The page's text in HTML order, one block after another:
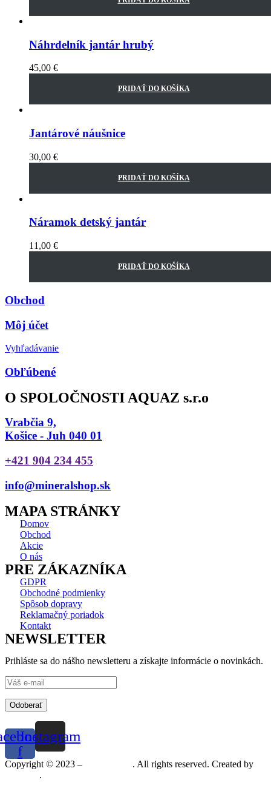
Náhrdelník jantár hrubý
45,00 €
PRIDAŤ DO KOŠÍKA
Jantárové náušnice
30,00 €
PRIDAŤ DO KOŠÍKA
Náramok detský jantár
11,00 €
PRIDAŤ DO KOŠÍKA
Obchod
Môj účet
Vyhľadávanie
Obľúbené
O SPOLOČNOSTI AQUAZ s.r.o
Vrabčia 9,
Košice - Juh 040 01
+421 904 234 455
info@mineralshop.sk
MAPA STRÁNKY
Domov
Obchod
Akcie
O nás
PRE ZÁKAZNÍKA
GDPR
Obchodné podmienky
Spôsob dopravy
Reklamačný poriadok
Kontakt
NEWSLETTER
Prihláste sa do nášho newsletteru a získajte informácie o novinkách.
Odoberať
f
Instagram
Copyright © 2023 –
. All rights reserved. Created by
.